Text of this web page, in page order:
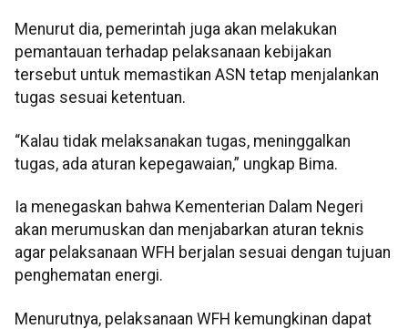
Menurut dia, pemerintah juga akan melakukan
pemantauan terhadap pelaksanaan kebijakan
tersebut untuk memastikan ASN tetap menjalankan
tugas sesuai ketentuan.
“Kalau tidak melaksanakan tugas, meninggalkan
tugas, ada aturan kepegawaian,” ungkap Bima.
Ia menegaskan bahwa Kementerian Dalam Negeri
akan merumuskan dan menjabarkan aturan teknis
agar pelaksanaan WFH berjalan sesuai dengan tujuan
penghematan energi.
Menurutnya, pelaksanaan WFH kemungkinan dapat